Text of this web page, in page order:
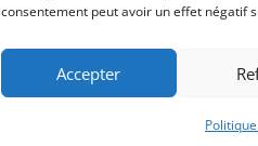
consentement peut avoir un effet négatif
Accepter